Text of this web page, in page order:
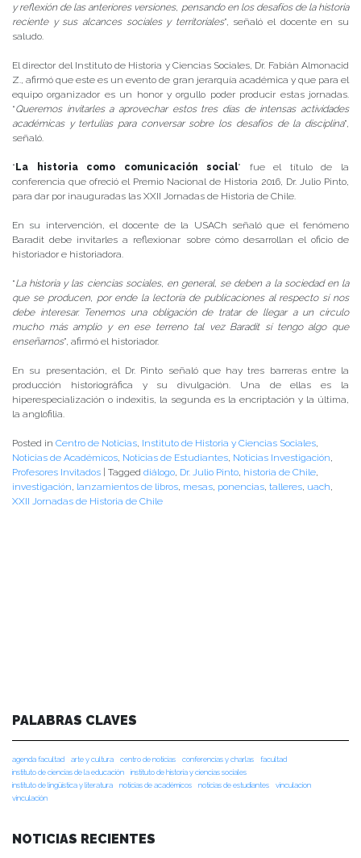
y reflexión de las anteriores versiones, pensando en los desafíos de la historia
reciente y sus alcances sociales y territoriales”, señaló el docente en su
saludo.
El director del Instituto de Historia y Ciencias Sociales, Dr. Fabián Almonacid
Z., afirmó que este es un evento de gran jerarquía académica y que para el
equipo organizador es un honor y orgullo poder producir estas jornadas.
“Queremos invitarles a aprovechar estos tres días de intensas actividades
académicas y tertulias para conversar sobre los desafíos de la disciplina”,
señaló.
“ La historia como comunicación social” fue el título de la
conferencia que ofreció el Premio Nacional de Historia 2016, Dr. Julio Pinto,
para dar por inauguradas las XXII Jornadas de Historia de Chile.
En su intervención, el docente de la USACh señaló que el fenómeno
Baradit debe invitarles a reflexionar sobre cómo desarrollan el oficio de
historiador e historiadora.
“La historia y las ciencias sociales, en general, se deben a la sociedad en la
que se producen, por ende la lectoría de publicaciones al respecto sí nos
debe interesar. Tenemos una obligación de tratar de llegar a un círculo
mucho más amplio y en ese terreno tal vez Baradit sí tengo algo que
enseñarnos”, afirmó el historiador.
En su presentación, el Dr. Pinto señaló que hay tres barreras entre la
producción historiográfica y su divulgación. Una de ellas es la
hiperespecialización o indexitis, la segunda es la encriptación y la última,
la anglofilia.
Posted in Centro de Noticias, Instituto de Historia y Ciencias Sociales,
Noticias de Académicos, Noticias de Estudiantes, Noticias Investigación,
Profesores Invitados
Tagged diálogo, Dr. Julio Pinto, historia de Chile,
investigación, lanzamientos de libros, mesas, ponencias, talleres, uach,
XXII Jornadas de Historia de Chile
PALABRAS CLAVES
agenda facultad arte y cultura centro de noticias conferencias y charlas
facultad
instituto de ciencias de la educación
instituto de historia y ciencias sociales
instituto de lingüística y literatura
noticias de académicos noticias de estudiantes
vinculacion
vinculación
NOTICIAS RECIENTES